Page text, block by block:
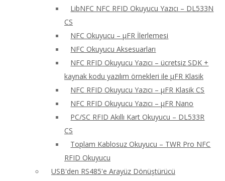
LibNFC NFC RFID Okuyucu Yazıcı – DL533N
CS
NFC Okuyucu – μFR İlerlemesi
NFC Okuyucu Aksesuarları
NFC RFID Okuyucu Yazıcı – ücretsiz SDK +
kaynak kodu yazılım örnekleri ile μFR Klasik
NFC RFID Okuyucu Yazıcı – μFR Klasik CS
NFC RFID Okuyucu Yazıcı – μFR Nano
PC/SC RFID Akıllı Kart Okuyucu – DL533R
CS
Toplam Kablosuz Okuyucu – TWR Pro NFC
RFID Okuyucu
USB'den RS485'e Arayüz Dönüştürücü